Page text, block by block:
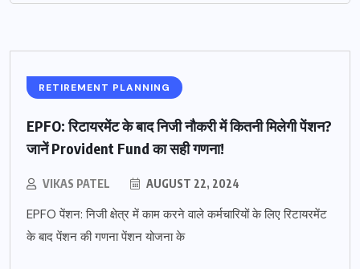
RETIREMENT PLANNING
EPFO: रिटायरमेंट के बाद निजी नौकरी में कितनी मिलेगी पेंशन?
जानें Provident Fund का सही गणना!
VIKAS PATEL AUGUST 22, 2024
EPFO पेंशन: निजी क्षेत्र में काम करने वाले कर्मचारियों के लिए रिटायरमेंट
के बाद पेंशन की गणना पेंशन योजना के